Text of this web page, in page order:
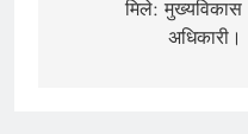
मिले: मुख्यविकास
अधिकारी।